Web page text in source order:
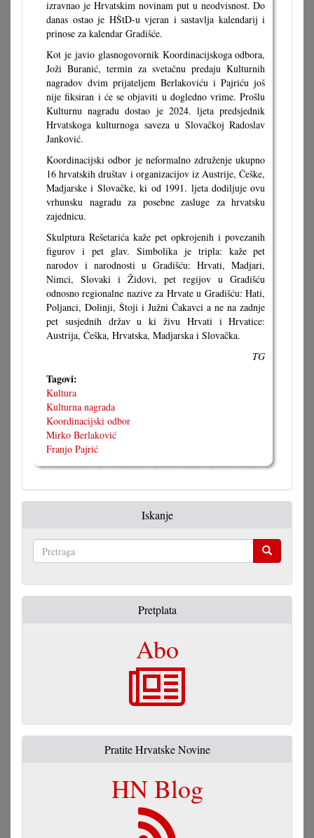
izravnao je Hrvatskim novinam put u neodvisnost. Do
danas ostao je HŠtD-u vjeran i sastavlja kalendarij i
prinose za kalendar Gradišće.
Kot je javio glasnogovornik Koordinacijskoga odbora,
Joži Buranić, termin za svetačnu predaju Kulturnih
nagradov dvim prijateljem Berlakoviću i Pajriću još
nije fiksiran i će se objaviti u dogledno vrime. Prošlu
Kulturnu nagradu dostao je 2024. ljeta predsjednik
Hrvatskoga kulturnoga saveza u Slovačkoj Radoslav
Janković.
Koordinacijski odbor je neformalno združenje ukupno
16 hrvatskih društav i organizacijov iz Austrije, Češke,
Madjarske i Slovačke, ki od 1991. ljeta dodiljuje ovu
vrhunsku nagradu za posebne zasluge za hrvatsku
zajednicu.
Skulptura Rešetarića kaže pet opkrojenih i povezanih
figurov i pet glav. Simbolika je tripla: kaže pet
narodov i narodnosti u Gradišću: Hrvati, Madjari,
Nimci, Slovaki i Židovi, pet regijov u Gradišću
odnosno regionalne nazive za Hrvate u Gradišću: Hati,
Poljanci, Dolinji, Štoji i Južni Čakavci a ne na zadnje
pet susjednih držav u ki živu Hrvati i Hrvatice:
Austrija, Češka, Hrvatska, Madjarska i Slovačka.
TG
Tagovi:
Kultura
Kulturna nagrada
Koordinacijski odbor
Mirko Berlaković
Franjo Pajrić
Iskanje
Pretplata
Abo
Pratite Hrvatske Novine
HN Blog